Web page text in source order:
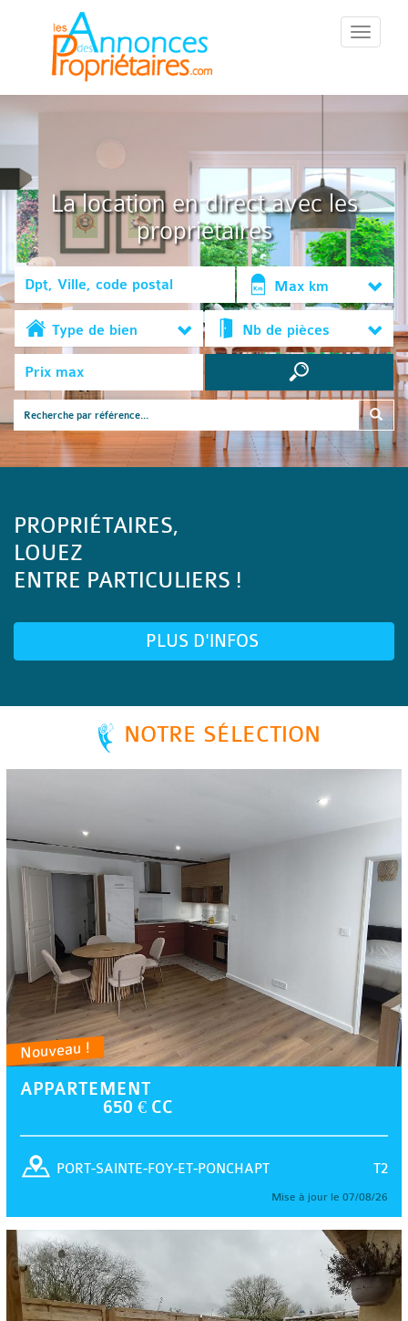
::Menu::
La location en direct avec les
propriétaires
Max km
Type de bien Nb de pièces
PROPRIÉTAIRES,
LOUEZ
ENTRE PARTICULIERS !
PLUS D'INFOS
NOTRE SÉLECTION
Nouveau !
APPARTEMENT
650 € CC
T2
PORT-SAINTE-FOY-ET-PONCHAPT
Mise à jour le 07/08/26